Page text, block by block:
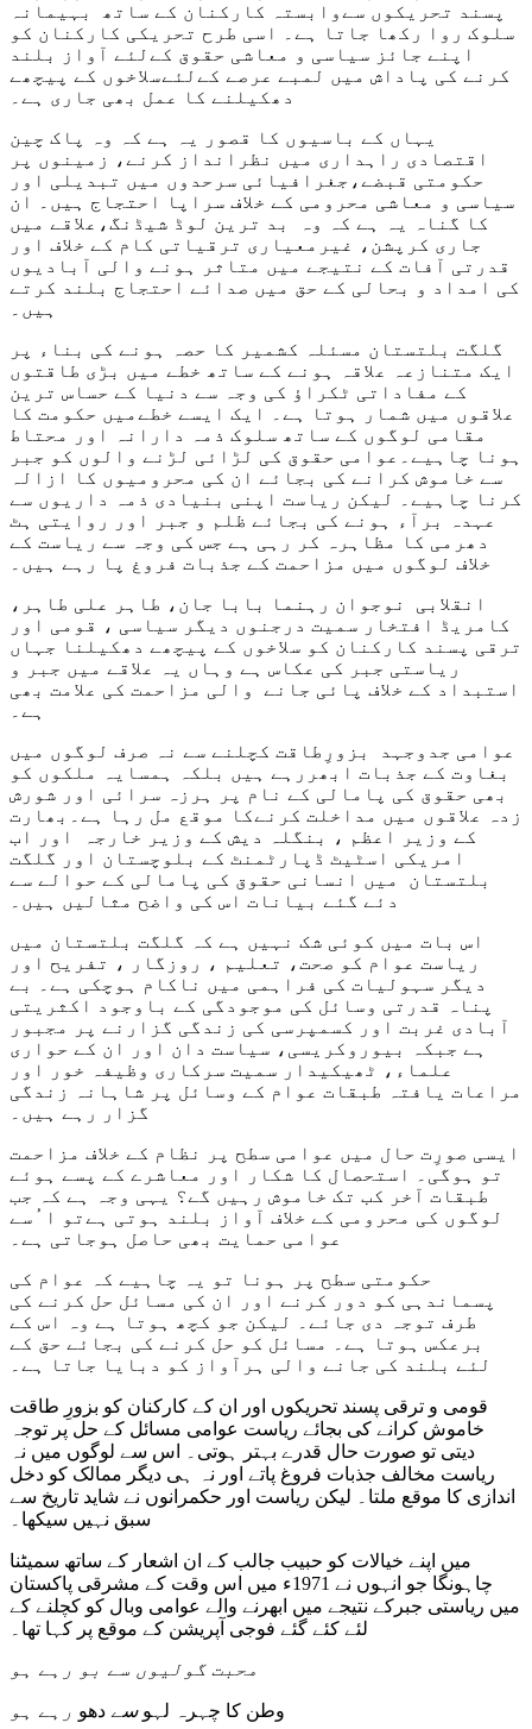
پسند تحریکوں سےوابستہ کارکنان کے ساتھ بہیمانہ
سلوک روا رکھا جاتا ہے۔ اسی طرح تحریکی کارکنان کو
اپنے جائز سیاسی و معاشی حقوق کےلئے آواز بلند
کرنے کی پاداش میں لمبے عرصے کےلئےسلاخوں کے پیچھے
دھکیلنے کا عمل بھی جاری ہے۔
یہاں کے باسیوں کا قصور یہ ہے کہ وہ پاک چین
اقتصادی راہداری میں نظرانداز کرنے، زمینوں پر
حکومتی قبضے،جغرافیائی سرحدوں میں تبدیلی اور
سیاسی و معاشی محرومی کے خلاف سراپا احتجاج ہیں۔ ان
کا گناہ یہ ہے کہ وہ بد ترین لوڈ شیڈنگ،علاقے میں
جاری کرپشن، غیرمعیاری ترقیاتی کام کے خلاف اور
قدرتی آفات کے نتیجے میں متاثر ہونے والی آبادیوں
کی امداد و بحالی کے حق میں صدائے احتجاج بلند کرتے
ہیں۔
گلگت بلتستان مسئلہ کشمیر کا حصہ ہونے کی بناء پر
ایک متنازعہ علاقہ ہونے کے ساتھ خطے میں بڑی طاقتوں
کے مفاداتی ٹکراؤ کی وجہ سے دنیا کے حساس ترین
علاقوں میں شمار ہوتا ہے۔ ایک ایسے خطےمیں حکومت کا
مقامی لوگوں کے ساتھ سلوک ذمہ دارانہ اور محتاط
ہونا چاہیے۔عوامی حقوق کی لڑائی لڑنے والوں کو جبر
سے خاموش کرانے کی بجائے ان کی محرومیوں کا ازالہ
کرنا چاہیے۔ لیکن ریاست اپنی بنیادی ذمہ داریوں سے
عہدہ برآء ہونے کی بجائے ظلم و جبر اور روایتی ہٹ
دھرمی کا مظاہرہ کر رہی ہے جس کی وجہ سے ریاست کے
خلاف لوگوں میں مزاحمت کے جذبات فروغ پا رہے ہیں۔
انقلابی نوجوان رہنما بابا جان، طاہر علی طاہر،
کامریڈ افتخار سمیت درجنوں دیگر سیاسی ، قومی اور
ترقی پسند کارکنان کو سلاخوں کے پیچھے دھکیلنا جہاں
ریاستی جبر کی عکاس ہے وہاں یہ علاقے میں جبر و
استبداد کے خلاف پائی جانے والی مزاحمت کی علامت بھی
ہے۔
عوامی جدوجہد بزورِطاقت کچلنے سے نہ صرف لوگوں میں
بغاوت کے جذبات ابھررہے ہیں بلکہ ہمسایہ ملکوں کو
بھی حقوق کی پامالی کے نام پر ہرزہ سرائی اور شورش
زدہ علاقوں میں مداخلت کرنےکا موقع مل رہا ہے۔بھارت
کے وزیر اعظم ، بنگلہ دیش کے وزیر خارجہ اور اب
امریکی اسٹیٹ ڈپارٹمنٹ کے بلوچستان اور گلگت
بلتستان میں انسانی حقوق کی پامالی کے حوالے سے
دئے گئے بیانات اس کی واضح مثالیں ہیں۔
اس بات میں کوئی شک نہیں ہے کہ گلگت بلتستان میں
ریاست عوام کو صحت، تعلیم ، روزگار ، تفریح اور
دیگر سہولیات کی فراہمی میں ناکام ہوچکی ہے۔ بے
پناہ قدرتی وسائل کی موجودگی کے باوجود اکثریتی
آبادی غربت اور کسمپرسی کی زندگی گزارنے پر مجبور
ہے جبکہ بیوروکریسی، سیاست دان اور ان کے حواری
علماء، ٹھیکیدار سمیت سرکاری وظیفہ خور اور
مراعات یافتہ طبقات عوام کے وسائل پر شاہانہ زندگی
گزار رہے ہیں۔
ایسی صورِت حال میں عوامی سطح پر نظام کے خلاف مزاحمت
تو ہوگی۔ استحصال کا شکار اور معاشرے کے پسے ہوئے
طبقات آخر کب تک خاموش رہیں گے؟ یہی وجہ ہے کہ جب
لوگوں کی محرومی کے خلاف آواز بلند ہوتی ہےتو ا ُسے
عوامی حمایت بھی حاصل ہوجاتی ہے۔
حکومتی سطح پر ہونا تو یہ چاہیے کہ عوام کی
پسماندہی کو دور کرنے اور ان کی مسائل حل کرنے کی
طرف توجہ دی جائے۔ لیکن جو کچھ ہوتا ہے وہ اس کے
برعکس ہوتا ہے۔ مسائل کو حل کرنے کی بجائے حق کے
لئے بلند کی جانے والی ہرآواز کو دبایا جاتا ہے۔
قومی و ترقی پسند تحریکوں اور ان کے کارکنان کو بزورِ طاقت
خاموش کرانے کی بجائے ریاست عوامی مسائل کے حل پر توجہ
دیتی تو صورت حال قدرے بہتر ہوتی۔ اس سے لوگوں میں نہ
ریاست مخالف جذبات فروغ پاتے اور نہ ہی دیگر ممالک کو دخل
اندازی کا موقع ملتا۔ لیکن ریاست اور حکمرانوں نے شاید تاریخ سے
سبق نہیں سیکھا۔
میں اپنے خیالات کو حبیب جالب کے ان اشعار کے ساتھ سمیٹنا
چاہونگا جو انہوں نے 1971ء میں اس وقت کے مشرقی پاکستان
میں ریاستی جبرکے نتیجے میں ابھرنے والے عوامی وبال کو کچلنے کے
لئے کئے گئے فوجی آپریشن کے موقع پر کہا تھا۔
محبت گولیوں سے بو رہے ہو
وطن کا چہرہ لہوسے دھو رہے ہو